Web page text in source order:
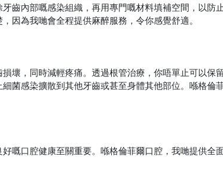
齒內部嘅感染組織，再用專門嘅材料填補空間，以防
因為我哋會全程提供麻醉服務，令你感覺舒適。
壞，同時減輕疼痛。透過根管治療，你唔單止可以保
菌感染擴散到其他牙齒或甚至身體其他部位。喺格倫
嘅口腔健康至關重要。喺格倫菲爾口腔，我哋提供全